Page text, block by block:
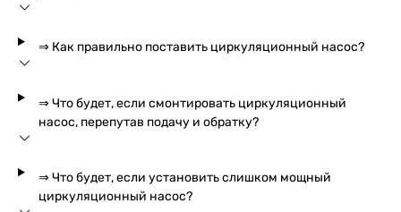
⇒ Как правильно поставить циркуляционный насос?
⇒ Что будет, если смонтировать циркуляционный
насос, перепутав подачу и обратку?
⇒ Что будет, если установить слишком мощный
циркуляционный насос?